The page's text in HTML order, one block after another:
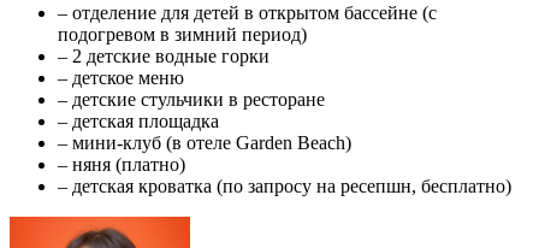
– отделение для детей в открытом бассейне (с
подогревом в зимний период)
– 2 детские водные горки
– детское меню
– детские стульчики в ресторане
– детская площадка
– мини-клуб (в отеле Garden Beach)
– няня (платно)
– детская кроватка (по запросу на ресепшн, бесплатно)